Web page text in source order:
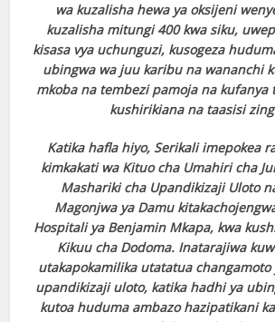
wa kuzalisha hewa ya oksijeni
kuzalisha mitungi 400 kwa siku,
kisasa vya uchunguzi, kusogeza
ubingwa wa juu karibu na wananchi
mkoba na tembezi pamoja na kufanya
kushirikiana na taasisi
Katika hafla hiyo, Serikali imepokea
kimkakati wa Kituo cha Umahiri cha
Mashariki cha Upandikizaji Uloto
Magonjwa ya Damu
Hospitali ya Benjamin Mkapa, kwa
Kikuu cha Dodoma. Inatarajiwa
utakapokamilika utatatua
upandikizaji uloto, katika hadhi ya
kutoa huduma ambazo hazipatikani